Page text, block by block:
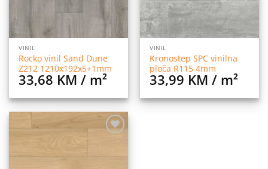
VINIL
Rocko vinil Sand Dune
Z212 1210x192x5+1mm
33,68 KM / m²
VINIL
Kronostep SPC vinilna
ploča R115 4mm
33,99 KM / m²